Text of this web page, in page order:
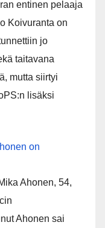
entinen pelaaja
Koivuranta on
jo
taitavana
mutta siirtyi
lisäksi
on
Ahonen, 54,
Ahonen sai